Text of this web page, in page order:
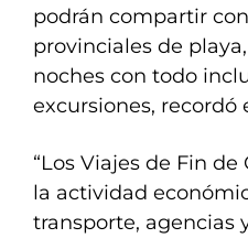
podrán compartir
provinciales de
noches con todo
excursiones, recordó
“Los Viajes de Fin
la actividad
transporte, agencias